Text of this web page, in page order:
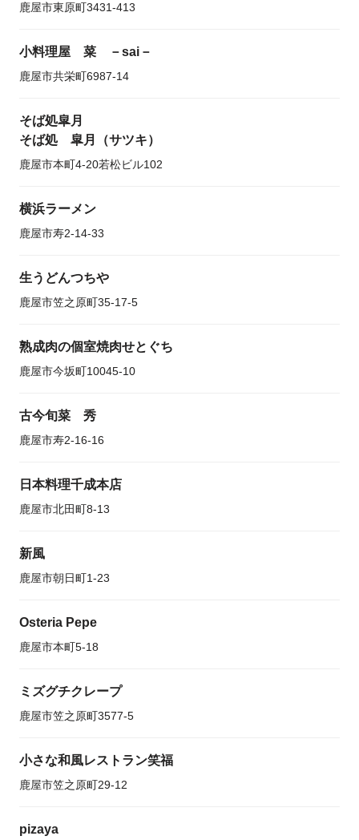
鹿屋市東原町3431-413
小料理屋 菜 －sai－
鹿屋市共栄町6987-14
そば処皐月
そば処 皐月（サツキ）
鹿屋市本町4-20若松ビル102
横浜ラーメン
鹿屋市寿2-14-33
生うどんつちや
鹿屋市笠之原町35-17-5
熟成肉の個室焼肉せとぐち
鹿屋市今坂町10045-10
古今旬菜 秀
鹿屋市寿2-16-16
日本料理千成本店
鹿屋市北田町8-13
新風
鹿屋市朝日町1-23
Osteria Pepe
鹿屋市本町5-18
ミズグチクレープ
鹿屋市笠之原町3577-5
小さな和風レストラン笑福
鹿屋市笠之原町29-12
pizaya